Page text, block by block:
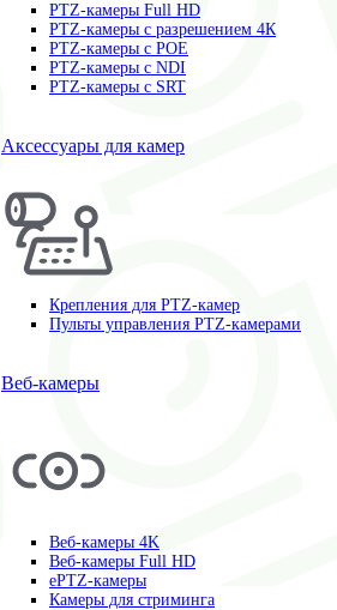
PTZ-камеры Full HD
PTZ-камеры с разрешением 4К
PTZ-камеры с POE
PTZ-камеры c NDI
PTZ-камеры с SRT
Аксессуары для камер
Крепления для PTZ-камер
Пульты управления PTZ-камерами
Веб-камеры
Веб-камеры 4K
Веб-камеры Full HD
ePTZ-камеры
Камеры для стриминга